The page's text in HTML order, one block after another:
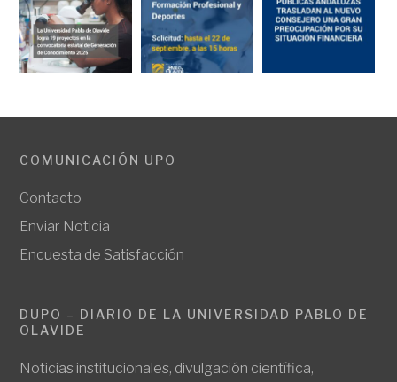
COMUNICACIÓN UPO
Contacto
Enviar Noticia
Encuesta de Satisfacción
DUPO – DIARIO DE LA UNIVERSIDAD PABLO DE
OLAVIDE
Noticias institucionales, divulgación científica,